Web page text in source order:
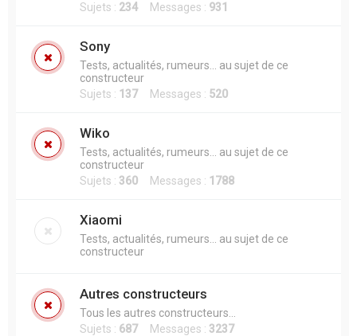
Sujets : 234 Messages : 931
Sony
Tests, actualités, rumeurs... au sujet de ce
constructeur
Sujets : 137Messages : 520
Wiko
Tests, actualités, rumeurs... au sujet de ce
constructeur
Sujets : 360 Messages : 1788
Xiaomi
Tests, actualités, rumeurs... au sujet de ce
constructeur
Autres constructeurs
Tous les autres constructeurs...
Sujets : 687Messages : 3237